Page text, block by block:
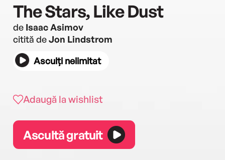
The Stars, Like Dust
de Isaac Asimov
citită deJon Lindstrom
Asculți nelimitat
Adaugă la wishlist
Ascultă gratuit